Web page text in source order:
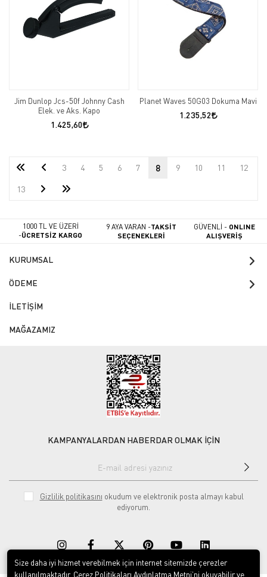
Jim Dunlop Jcs-50f Johnny Cash
Elek. ve Aks. Kapo
1.425,60
Planet Waves 50G03 Dokuma Mavi
1.235,52
3 4 5 6 7 8 9 10 11 12
13
1000 TL VE ÜZERİ
-ÜCRETSİZ KARGO
9 AYA VARAN -TAKSİT
SEÇENEKLERİ
GÜVENLİ - ONLINE
ALIŞVERİŞ
KURUMSAL
ÖDEME
İLETİŞİM
MAĞAZAMIZ
KAMPANYALARDAN HABERDAR OLMAK İÇİN
Gizlilik politikasını okudum ve elektronik posta almayı kabul
ediyorum.
Size daha iyi hizmet verebilmek için internet sitemizde çerezler
kullanılmaktadır. Çerez Politikaları Aydınlatma Metni’ni okuyabilir ve